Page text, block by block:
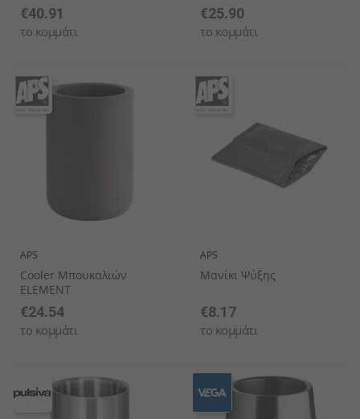
€40.91
το κομμάτι
€25.90
το κομμάτι
APS
Cooler Μπουκαλιών
ELEMENT
€24.54
το κομμάτι
APS
Μανίκι Ψύξης
€8.17
το κομμάτι